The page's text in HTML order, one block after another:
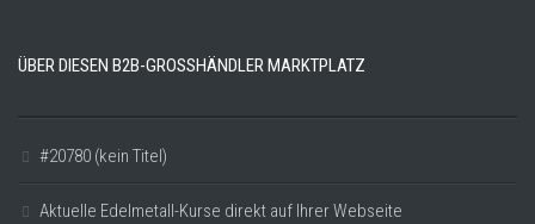
ÜBER DIESEN B2B-GROSSHÄNDLER MARKTPLATZ
#20780 (kein Titel)
Aktuelle Edelmetall-Kurse direkt auf Ihrer Webseite